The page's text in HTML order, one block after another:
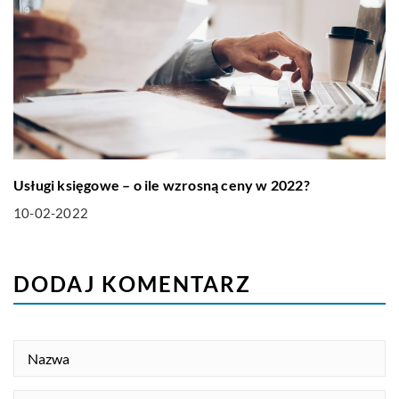
Usługi księgowe – o ile wzrosną ceny w 2022?
10-02-2022
DODAJ KOMENTARZ